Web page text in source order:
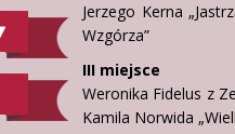
Jerzego Kerna
Wzgórza”
III miejsce
Weronika Fidelus z
Kamila Norwida